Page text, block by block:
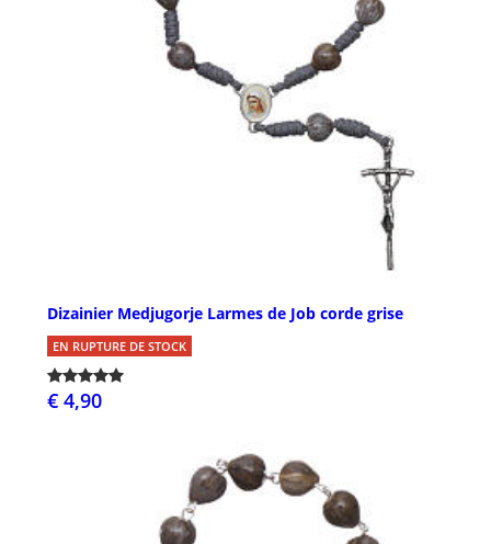
Dizainier Medjugorje Larmes de Job corde grise
EN RUPTURE DE STOCK
€ 4,90